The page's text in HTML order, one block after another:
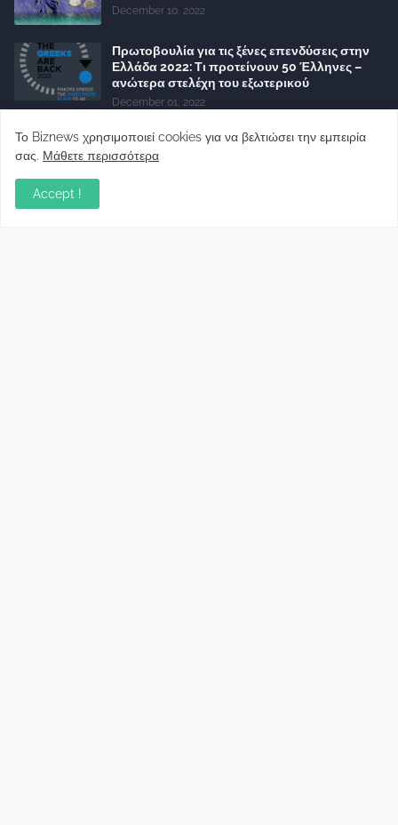
December 10, 2022
Πρωτοβουλία για τις ξένες επενδύσεις στην
Ελλάδα 2022: Τι προτείνουν 50 Έλληνες –
ανώτερα στελέχη του εξωτερικού
December 01, 2022
Φορείς: Αθέτηση της δέσμευσης της
Κυβέρνησης για το άδικο για καταναλωτές
Το Biznews χρησιμοποιεί cookies για να βελτιώσει την εμπειρία
σας. Μάθετε περισσότερα
Accept !